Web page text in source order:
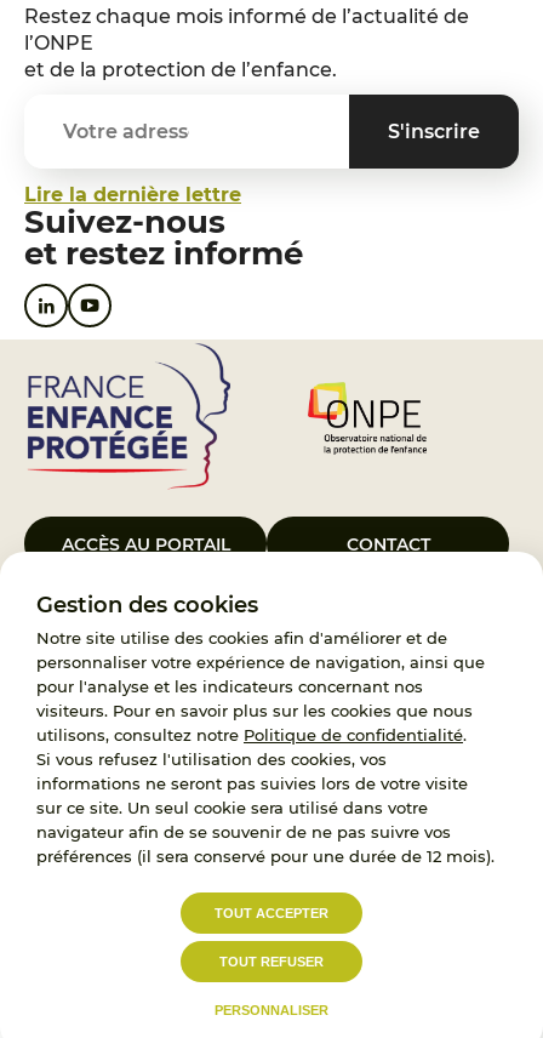
Gestion des cookies
Notre site utilise des cookies afin d'améliorer et de
personnaliser votre expérience de navigation, ainsi que
pour l'analyse et les indicateurs concernant nos
visiteurs. Pour en savoir plus sur les cookies que nous
utilisons, consultez notre Politique de confidentialité.
Si vous refusez l'utilisation des cookies, vos
informations ne seront pas suivies lors de votre visite
sur ce site. Un seul cookie sera utilisé dans votre
navigateur afin de se souvenir de ne pas suivre vos
préférences (il sera conservé pour une durée de 12 mois).
TOUT ACCEPTER
TOUT REFUSER
PERSONNALISER
Restez chaque mois informé de l’actualité de
l’ONPE
et de la protection de l’enfance.
Lire la dernière lettre
Suivez-nous
et restez informé
ACCÈS AU PORTAIL CONTACT
Le Groupement d’Intérêt Public France Enfance Protégée, créé le 5
janvier 2023, a pour objet d’assurer les missions de service public du
119, d’accompagnement des adoptants et de traitement des
demandes d’accès aux origines personnelles. France Enfance
Protégée est également un observatoire et une ressource pour
l’ensemble des professionnels, ainsi qu’un appui à l’élaboration de la
politique publique à travers le soutien à l’activité des conseils
nationaux.
RECRUTEMENT
L’État, les Départements et les Associations au
service de la prévention et de la protection de
l’enfance.
partiellement conforme
Politique de
confidentialité